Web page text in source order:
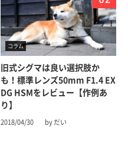
コラム
旧式シグマは良い選択肢か
も！標準レンズ50mm F1.4 EX
DG HSMをレビュー【作例あ
り】
2018/04/30 by だい